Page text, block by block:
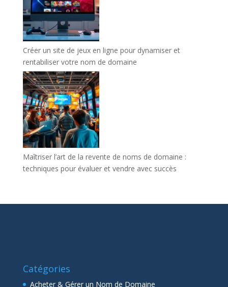
Créer un site de jeux en ligne pour dynamiser et
rentabiliser votre nom de domaine
Maîtriser l’art de la revente de noms de domaine :
techniques pour évaluer et vendre avec succès
Catégories
Acheter & Gérer un Nom de Domaine